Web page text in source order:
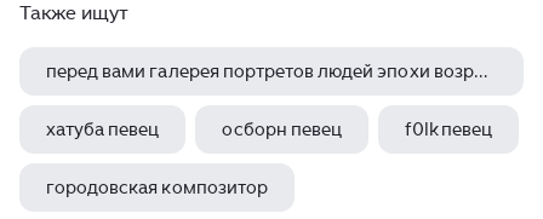
Также ищут
перед вами галерея портретов людей эпохи возрождения внимательно рассмотрите их письменно ответьте
хатуба певец осборн певец f0lk певец
городовская композитор